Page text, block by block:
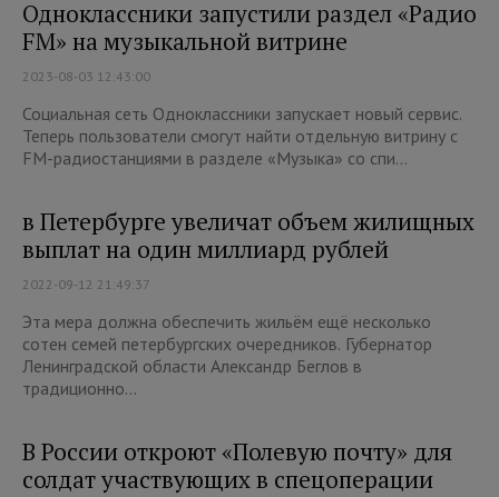
Одноклассники запустили раздел «Радио
FM» на музыкальной витрине
2023-08-03 12:43:00
Социальная сеть Одноклассники запускает новый сервис.
Теперь пользователи смогут найти отдельную витрину с
FM-радиостанциями в разделе «Музыка» со спи...
в Петербурге увеличат объем жилищных
выплат на один миллиард рублей
2022-09-12 21:49:37
Эта мера должна обеспечить жильём ещё несколько
сотен семей петербургских очередников. Губернатор
Ленинградской области Александр Беглов в
традиционно...
В России откроют «Полевую почту» для
солдат участвующих в спецоперации